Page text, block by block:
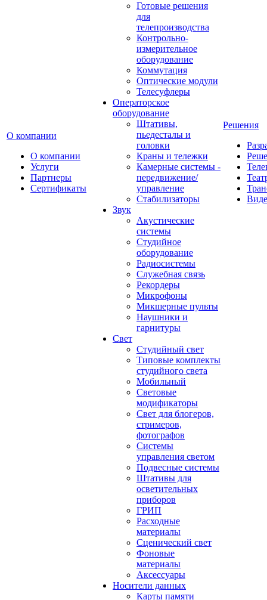
О компании
О компании
Услуги
Партнеры
Сертификаты
Готовые решения
для
телепроизводства
Контрольно-
измерительное
оборудование
Коммутация
Оптические модули
Телесуфлеры
Операторское
оборудование
Штативы,
пьедесталы и
головки
Краны и тележки
Камерные системы -
передвижение/
управление
Стабилизаторы
Звук
Акустические
системы
Студийное
оборудование
Радиосистемы
Служебная связь
Рекордеры
Микрофоны
Микшерные пульты
Наушники и
гарнитуры
Свет
Студийный свет
Типовые комплекты
студийного света
Мобильный
Световые
модификаторы
Свет для блогеров,
стримеров,
фотографов
Системы
управления светом
Подвесные системы
Штативы для
осветительных
приборов
ГРИП
Расходные
материалы
Сценический свет
Фоновые
материалы
Аксессуары
Носители данных
Карты памяти
Решения